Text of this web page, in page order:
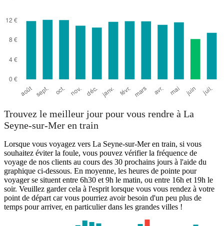
Trouvez le meilleur jour pour vous rendre à La
Seyne-sur-Mer en train
Lorsque vous voyagez vers La Seyne-sur-Mer en train, si vous
souhaitez éviter la foule, vous pouvez vérifier la fréquence de
voyage de nos clients au cours des 30 prochains jours à l'aide du
graphique ci-dessous. En moyenne, les heures de pointe pour
voyager se situent entre 6h30 et 9h le matin, ou entre 16h et 19h le
soir. Veuillez garder cela à l'esprit lorsque vous vous rendez à votre
point de départ car vous pourriez avoir besoin d'un peu plus de
temps pour arriver, en particulier dans les grandes villes !